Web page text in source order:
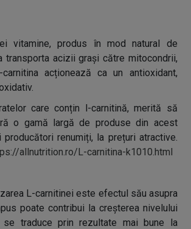
vitamine, produs în mod natural de
transporta acizii grași către mitocondrii,
acționează ca un antioxidant,
care conțin l-carnitină, merită să
o gamă largă de produse din acest
renumiți, la prețuri atractive.
allnutrition.ro/L-carnitina-k1010.html
L-carnitinei este efectul său asupra
poate contribui la creșterea nivelului
traduce prin rezultate mai bune la